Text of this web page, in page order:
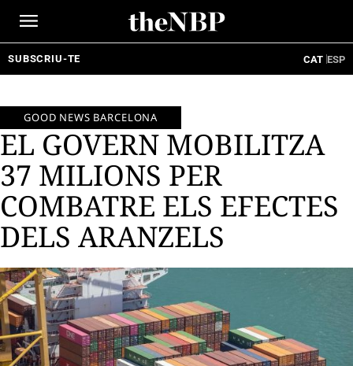
SUBSCRIU-TE CAT ESP
GOOD NEWS BARCELONA
EL GOVERN MOBILITZA
37 MILIONS PER
COMBATRE ELS EFECTES
DELS ARANZELS